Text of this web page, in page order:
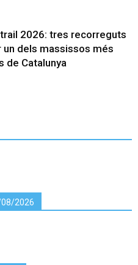
2026: tres recorreguts
dels massissos més
de Catalunya
08/2026